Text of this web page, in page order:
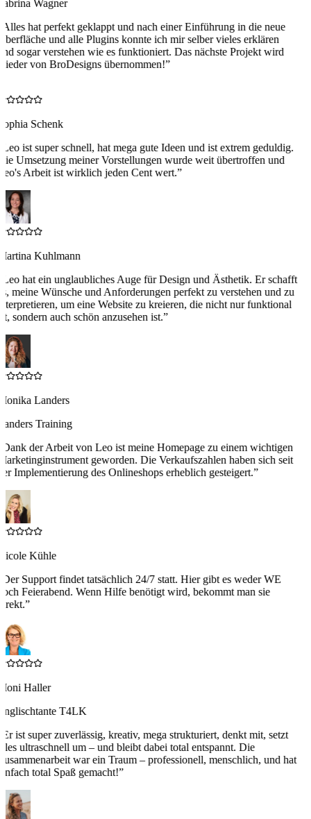
Wagner
Alles hat perfekt geklappt und nach einer Einführung in die neue
und alle Plugins konnte ich mir selber vieles erklären
sogar verstehen wie es funktioniert. Das nächste Projekt wird
von BroDesigns übernommen!”
Schenk
Leo ist super schnell, hat mega gute Ideen und ist extrem geduldig.
Umsetzung meiner Vorstellungen wurde weit übertroffen und
Arbeit ist wirklich jeden Cent wert.”
Kuhlmann
Leo hat ein unglaubliches Auge für Design und Ästhetik. Er schafft
meine Wünsche und Anforderungen perfekt zu verstehen und zu
um eine Website zu kreieren, die nicht nur funktional
sondern auch schön anzusehen ist.”
Landers
Training
Dank der Arbeit von Leo ist meine Homepage zu einem wichtigen
geworden. Die Verkaufszahlen haben sich seit
Implementierung des Onlineshops erheblich gesteigert.”
Kühle
Der Support findet tatsächlich 24/7 statt. Hier gibt es weder WE
Feierabend. Wenn Hilfe benötigt wird, bekommt man sie
”
Haller
T4LK
Er ist super zuverlässig, kreativ, mega strukturiert, denkt mit, setzt
ultraschnell um – und bleibt dabei total entspannt. Die
war ein Traum – professionell, menschlich, und hat
total Spaß gemacht!”